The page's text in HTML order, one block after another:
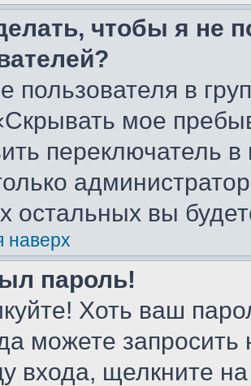
чтобы я не
пользователя в
мое
переключатель
остальных вы
наверх
пароль!
Хоть ваш
можете
входа, щелкните